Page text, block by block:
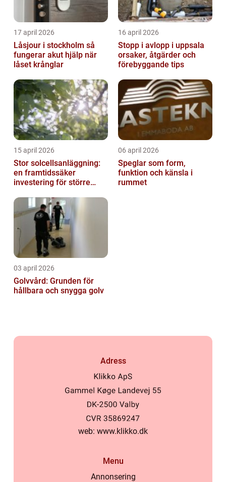
17 april 2026
Låsjour i stockholm så
fungerar akut hjälp när
låset krånglar
16 april 2026
Stopp i avlopp i uppsala
orsaker, åtgärder och
förebyggande tips
15 april 2026
Stor solcellsanläggning:
en framtidssäker
investering för större
06 april 2026
Speglar som form,
funktion och känsla i
rummet
03 april 2026
Golvvård: Grunden för
hållbara och snygga golv
Adress
web: www.klikko.dk
Menu
Annonsering